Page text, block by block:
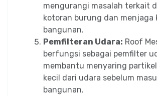
mengurangi masalah terkait
kotoran burung dan menjaga
bangunan.
Pemfilteran Udara: Roof
berfungsi sebagai pemfilter
membantu menyaring
kecil dari udara sebelum
bangunan.